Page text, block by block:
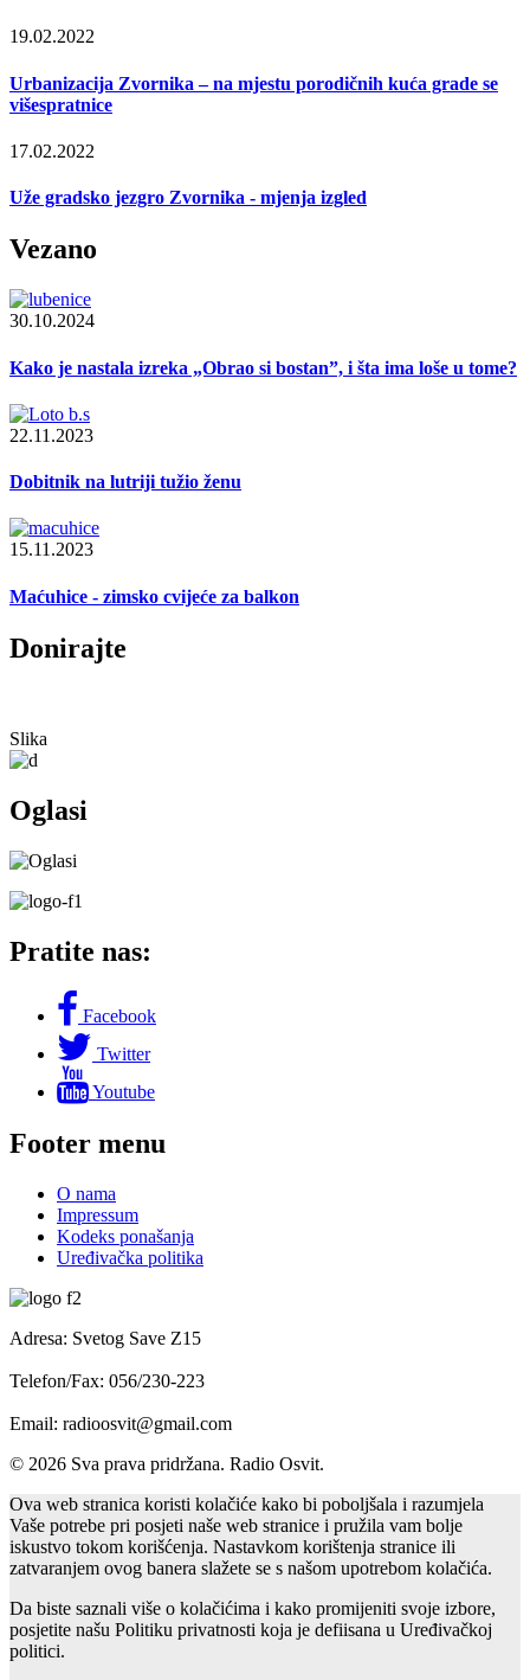
19.02.2022
Urbanizacija Zvornika – na mjestu porodičnih kuća grade se
višespratnice
17.02.2022
Uže gradsko jezgro Zvornika - mjenja izgled
Vezano
30.10.2024
Kako je nastala izreka „Obrao si bostan”, i šta ima loše u tome?
22.11.2023
Dobitnik na lutriji tužio ženu
15.11.2023
Maćuhice - zimsko cvijeće za balkon
Donirajte
Slika
Oglasi
Pratite nas:
Facebook
Twitter
Youtube
Footer menu
O nama
Impressum
Kodeks ponašanja
Uređivačka politika
Adresa: Svetog Save Z15
Telefon/Fax: 056/230-223
Email: radioosvit@gmail.com
© 2026 Sva prava pridržana. Radio Osvit.
Ova web stranica koristi kolačiće kako bi poboljšala i razumjela
Vaše potrebe pri posjeti naše web stranice i pružila vam bolje
iskustvo tokom korišćenja. Nastavkom korištenja stranice ili
zatvaranjem ovog banera slažete se s našom upotrebom kolačića.
Da biste saznali više o kolačićima i kako promijeniti svoje izbore,
posjetite našu Politiku privatnosti koja je defiisana u Uređivačkoj
politici.